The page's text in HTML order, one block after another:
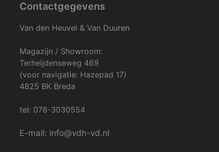
Contactgegevens
Van den Heuvel & Van Duuren
Magazijn / Showroom:
Terheijdenseweg 469
(voor navigatie: Hazepad 17)
4825 BK Breda
tel: 076-3030554
E-mail: info@vdh-vd.nl